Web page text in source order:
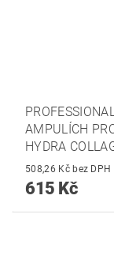
AMPULÍCH
HYDRA
508,26 Kč bez DPH
615 Kč